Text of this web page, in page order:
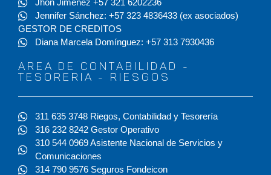
Jennifer Sánchez: +57 323 4836433 (ex asociados)
GESTOR DE CREDITOS
Diana Marcela Domínguez: +57 313 7930436
AREA DE CONTABILIDAD -
TESORERIA - RIESGOS
311 635 3748 Riegos, Contabilidad y Tesorería
316 232 8242 Gestor Operativo
310 544 0969 Asistente Nacional de Servicios y
Comunicaciones
314 790 9576 Seguros Fondeicon